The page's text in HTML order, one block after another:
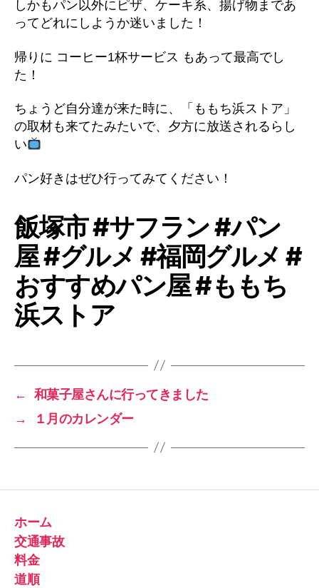
しかもパン以外にピザ、ケーキ系、揚げ物まであ
ってどれにしようか迷いました！
帰りに コーヒー1杯サービス もあって最高でし
た！
ちょうど自分達が来た時に、「ももち浜ストア」
の取材も来てたみたいで、夕方に放送されるらし
い
パン好きはぜひ行ってみてください！
飯塚市 #サフラン #パン
屋 #グルメ #福岡グルメ #
おすすめパン屋 #ももち
浜ストア
←
和菓子屋さんに行ってきました
→
１月のカレンダー
ホーム
交通事故
料金
道順